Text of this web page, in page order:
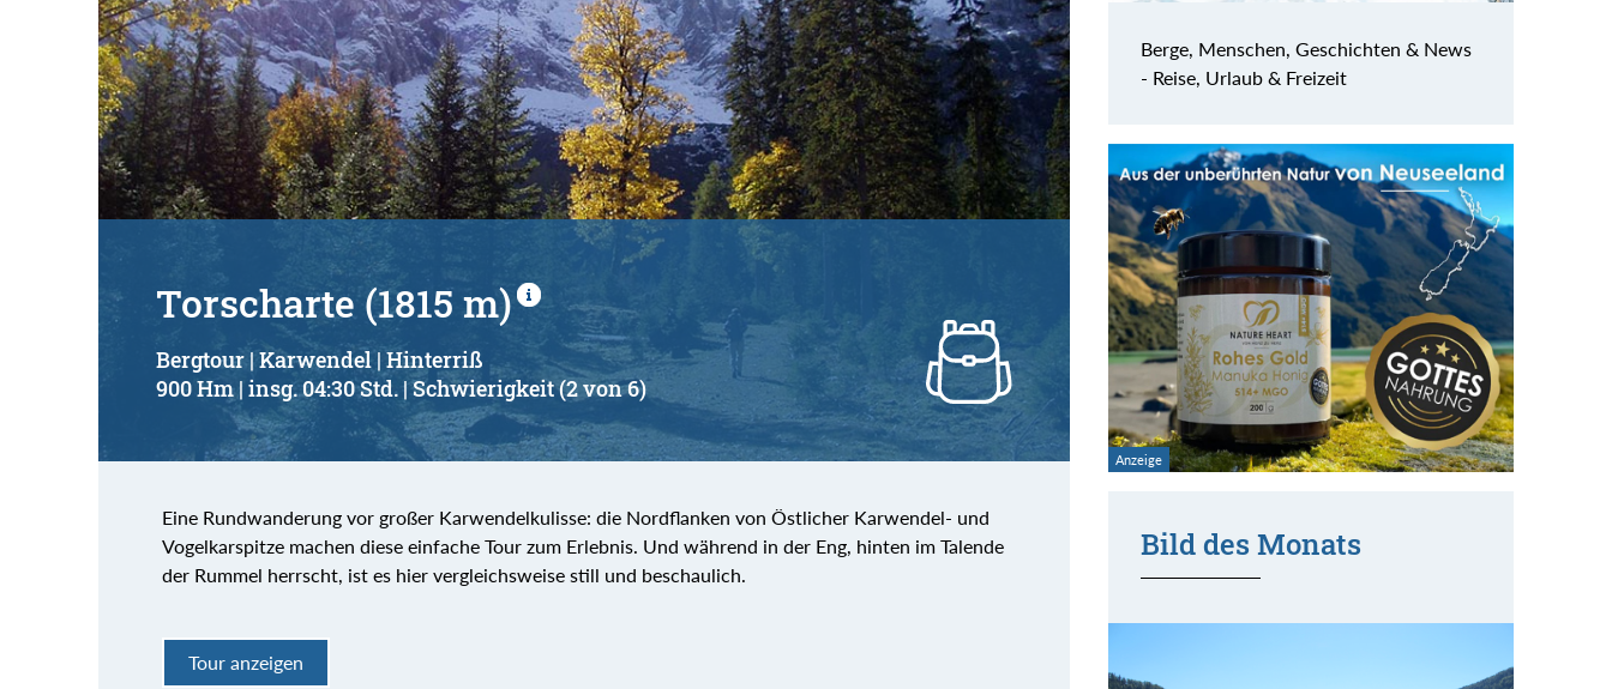
Torscharte (1815 m)
Bergtour | Karwendel | Hinterriß
900 Hm | insg. 04:30 Std. | Schwierigkeit (2 von 6)
Eine Rundwanderung vor großer Karwendelkulisse: die Nordflanken von Östlicher Karwendel- und
Vogelkarspitze machen diese einfache Tour zum Erlebnis. Und während in der Eng, hinten im Talende
der Rummel herrscht, ist es hier vergleichsweise still und beschaulich.
Tour anzeigen
Berge, Menschen, Geschichten & News
- Reise, Urlaub & Freizeit
Bild des Monats